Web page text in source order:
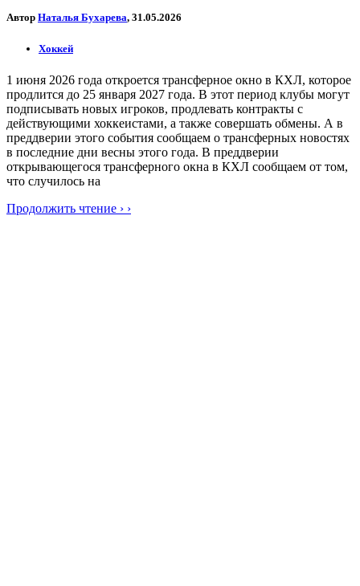
Автор Наталья Бухарева, 31.05.2026
Хоккей
1 июня 2026 года откроется трансферное окно в КХЛ, которое
продлится до 25 января 2027 года. В этот период клубы могут
подписывать новых игроков, продлевать контракты с
действующими хоккеистами, а также совершать обмены. А в
преддверии этого события сообщаем о трансферных новостях
в последние дни весны этого года. В преддверии
открывающегося трансферного окна в КХЛ сообщаем от том,
что случилось на
Продолжить чтение › ›